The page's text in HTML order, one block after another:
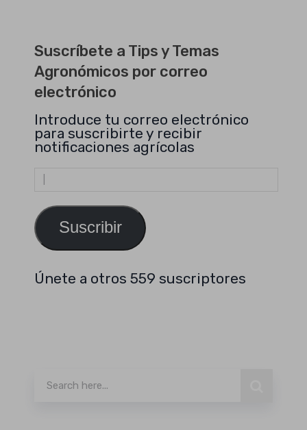
Suscríbete a Tips y Temas
Agronómicos por correo
electrónico
Introduce tu correo electrónico
para suscribirte y recibir
notificaciones agrícolas
Dirección
de
Suscribir
Únete a otros 559 suscriptores